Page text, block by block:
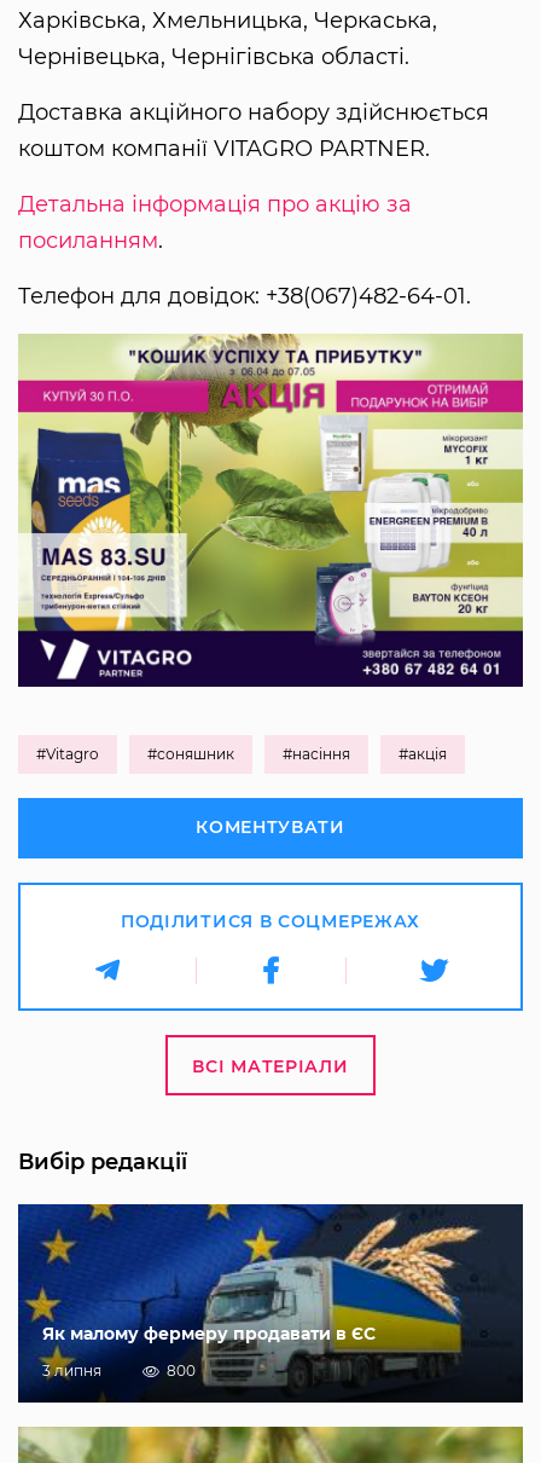
Харківська, Хмельницька, Черкаська,
Чернівецька, Чернігівська області.
Доставка акційного набору здійснюється
коштом компанії VITAGRO PARTNER.
Детальна інформація про акцію за
посиланням.
Телефон для довідок: +38(067)482-64-01.
#Vitagro #соняшник #насіння #акція
КОМЕНТУВАТИ
ПОДІЛИТИСЯ В СОЦМЕРЕЖАХ
ВСІ МАТЕРІАЛИ
Вибір редакції
Як малому фермеру продавати в ЄС
3 липня 800